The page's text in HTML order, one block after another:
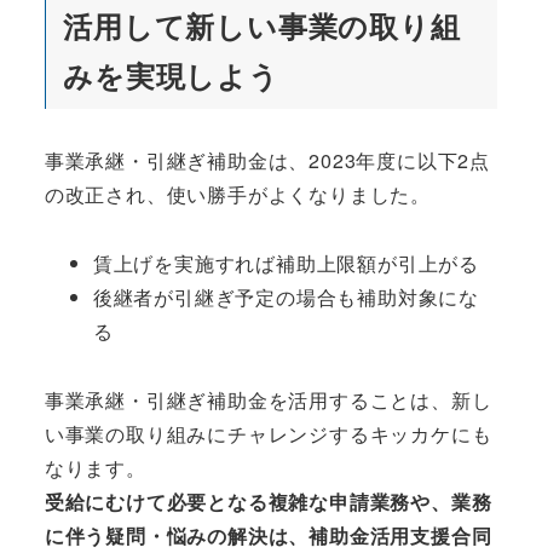
活用して新しい事業の取り組
みを実現しよう
事業承継・引継ぎ補助金は、2023年度に以下2点
の改正され、使い勝手がよくなりました。
賃上げを実施すれば補助上限額が引上がる
後継者が引継ぎ予定の場合も補助対象にな
る
事業承継・引継ぎ補助金を活用することは、新し
い事業の取り組みにチャレンジするキッカケにも
なります。
受給にむけて必要となる複雑な申請業務や、業務
に伴う疑問・悩みの解決は、補助金活用支援合同